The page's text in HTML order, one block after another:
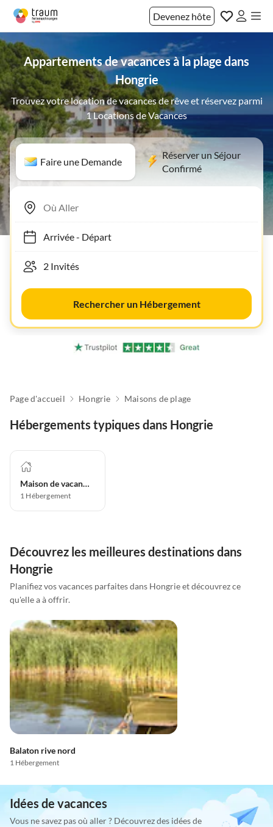
Devenez hôte
Appartements de vacances à la plage dans
Hongrie
Trouvez votre location de vacances de rêve et réservez parmi
1 Locations de Vacances
Faire une Demande
Réserver un Séjour
Confirmé
Arrivée- Départ
Rechercher un Hébergement
Page d'accueil Hongrie Maisons de plage
Hébergements typiques dans Hongrie
Maison de vacances
1 Hébergement
Découvrez les meilleures destinations dans
Hongrie
Planifiez vos vacances parfaites dans Hongrie et découvrez ce
qu'elle a à offrir.
Balaton rive nord
1 Hébergement
Idées de vacances
Vous ne savez pas où aller ? Découvrez des idées de